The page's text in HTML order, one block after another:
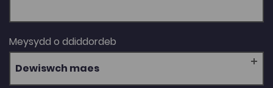
Meysydd o ddiddordeb
Dewiswch maes